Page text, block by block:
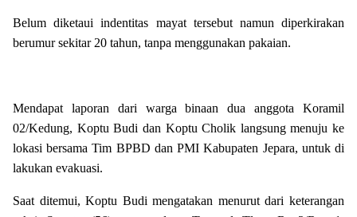
Belum diketaui indentitas mayat tersebut namun diperkirakan
berumur sekitar 20 tahun, tanpa menggunakan pakaian.
Mendapat laporan dari warga binaan dua anggota Koramil
02/Kedung, Koptu Budi dan Koptu Cholik langsung menuju ke
lokasi bersama Tim BPBD dan PMI Kabupaten Jepara, untuk di
lakukan evakuasi.
Saat ditemui, Koptu Budi mengatakan menurut dari keterangan